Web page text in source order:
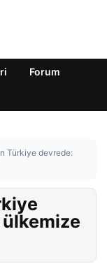
Forum
Türkiye devrede: